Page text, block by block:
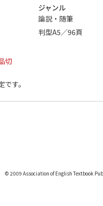
ジャンル
論説・随筆
判型A5／96頁
切
す。
© 2009 Association of English Textbook